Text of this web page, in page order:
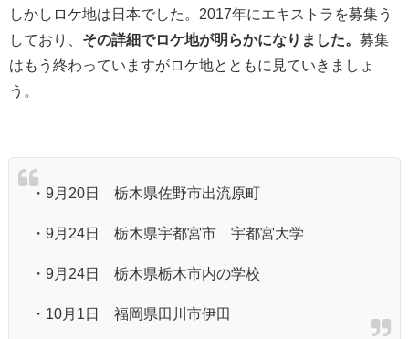
しかしロケ地は日本でした。2017年にエキストラを募集う
しており、 その詳細でロケ地が明らかになりました。 募集
はもう終わっていますがロケ地とともに見ていきましょ
う。
・9月20日 栃木県佐野市出流原町
・9月24日 栃木県宇都宮市 宇都宮大学
・9月24日 栃木県栃木市内の学校
・10月1日 福岡県田川市伊田